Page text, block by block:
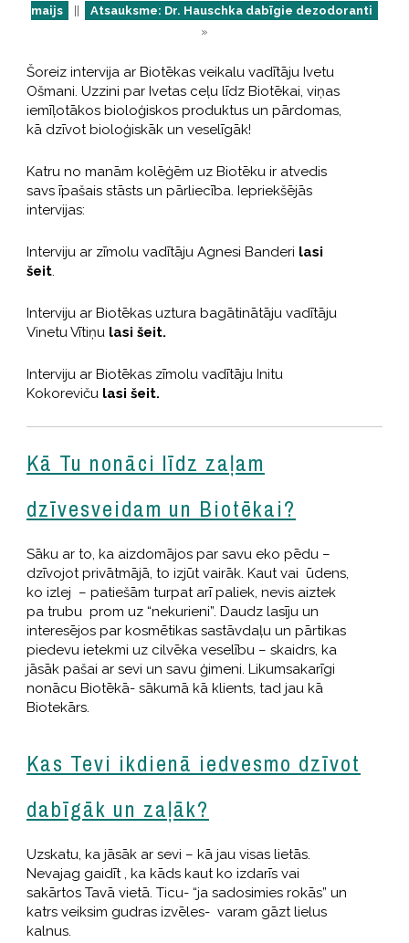
maijs
Atsauksme: Dr. Hauschka dabīgie dezodoranti
»
Šoreiz intervija ar Biotēkas veikalu vadītāju Ivetu
Ošmani. Uzzini par Ivetas ceļu līdz Biotēkai, viņas
iemīļotākos bioloģiskos produktus un pārdomas,
kā dzīvot bioloģiskāk un veselīgāk!
Katru no manām kolēģēm uz Biotēku ir atvedis
savs īpašais stāsts un pārliecība. Iepriekšējās
intervijas:
Interviju ar zīmolu vadītāju Agnesi Banderi lasi
šeit.
Interviju ar Biotēkas uztura bagātinātāju vadītāju
Vinetu Vītiņu lasi šeit.
Interviju ar Biotēkas zīmolu vadītāju Initu
Kokoreviču lasi šeit.
Kā Tu nonāci līdz zaļam
dzīvesveidam un Biotēkai?
Sāku ar to, ka aizdomājos par savu eko pēdu –
dzīvojot privātmājā, to izjūt vairāk. Kaut vai ūdens,
ko izlej – patiešām turpat arī paliek, nevis aiztek
pa trubu prom uz “nekurieni”. Daudz lasīju un
interesējos par kosmētikas sastāvdaļu un pārtikas
piedevu ietekmi uz cilvēka veselību – skaidrs, ka
jāsāk pašai ar sevi un savu ģimeni. Likumsakarīgi
nonācu Biotēkā- sākumā kā klients, tad jau kā
Biotekārs.
Kas Tevi ikdienā iedvesmo dzīvot
dabīgāk un zaļāk?
Uzskatu, ka jāsāk ar sevi – kā jau visas lietās.
Nevajag gaidīt , ka kāds kaut ko izdarīs vai
sakārtos Tavā vietā. Ticu- “ja sadosimies rokās” un
katrs veiksim gudras izvēles- varam gāzt lielus
kalnus.